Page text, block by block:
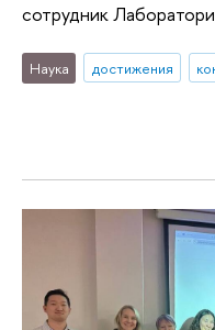
сотрудник
Наука достижения